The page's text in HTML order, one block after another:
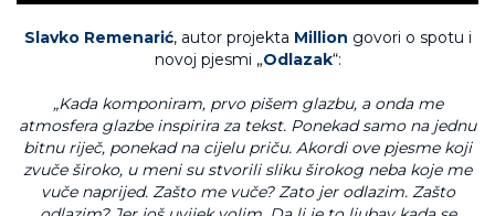
Slavko Remenarić, autor projekta Million govori o spotu i
novoj pjesmi „Odlazak“:
„Kada komponiram, prvo pišem glazbu, a onda me
atmosfera glazbe inspirira za tekst. Ponekad samo na jednu
bitnu riječ, ponekad na cijelu priču. Akordi ove pjesme koji
zvuče široko, u meni su stvorili sliku širokog neba koje me
vuče naprijed. Zašto me vuče? Zato jer odlazim. Zašto